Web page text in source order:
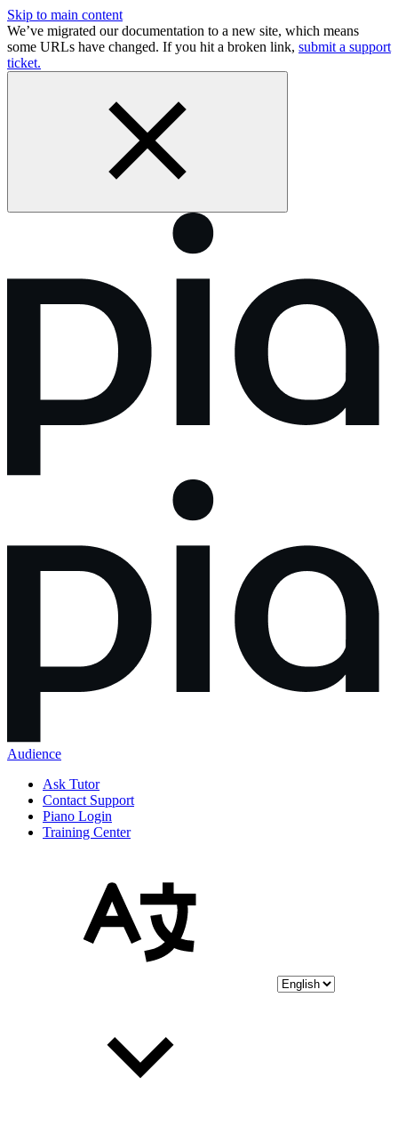
Skip to main content
We’ve migrated our documentation to a new site, which means
some URLs have changed. If you hit a broken link, submit a support
ticket.
Audience
Ask Tutor
Contact Support
Piano Login
Training Center